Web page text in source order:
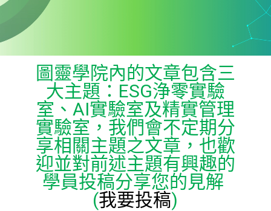
圖靈學院內的文章包含三
大主題：ESG浄零實驗
室、AI實驗室及精實管理
實驗室，我們會不定期分
享相關主題之文章，也歡
迎並對前述主題有興趣的
學員投稿分享您的見解
(我要投稿)